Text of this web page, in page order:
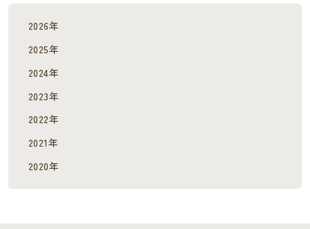
2026年
2025年
2024年
2023年
2022年
2021年
2020年